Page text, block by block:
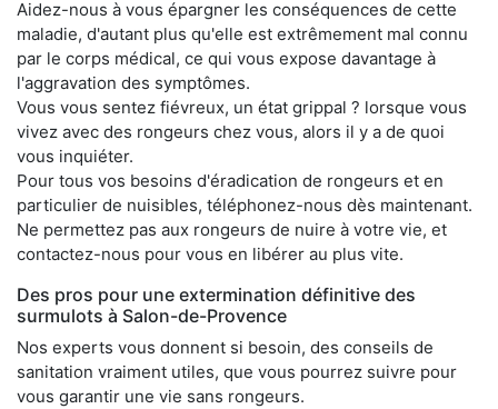
Aidez-nous à vous épargner les conséquences de cette
maladie, d'autant plus qu'elle est extrêmement mal connu
par le corps médical, ce qui vous expose davantage à
l'aggravation des symptômes.
Vous vous sentez fiévreux, un état grippal ? lorsque vous
vivez avec des rongeurs chez vous, alors il y a de quoi
vous inquiéter.
Pour tous vos besoins d'éradication de rongeurs et en
particulier de nuisibles, téléphonez-nous dès maintenant.
Ne permettez pas aux rongeurs de nuire à votre vie, et
contactez-nous pour vous en libérer au plus vite.
Des pros pour une extermination définitive des
surmulots à Salon-de-Provence
Nos experts vous donnent si besoin, des conseils de
sanitation vraiment utiles, que vous pourrez suivre pour
vous garantir une vie sans rongeurs.